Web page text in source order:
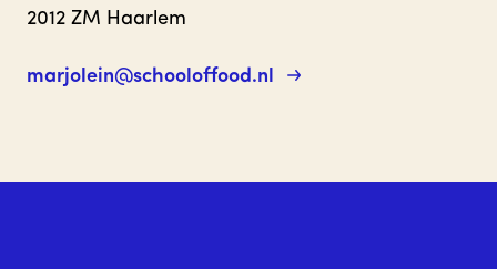
2012 ZM Haarlem
marjolein@schooloffood.nl